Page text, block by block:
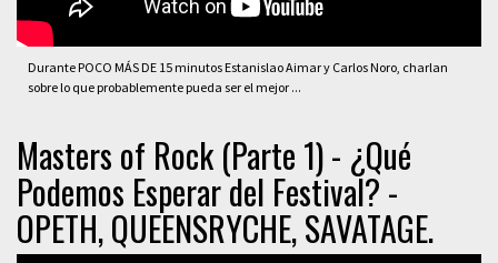
Durante POCO MÁS DE 15 minutos Estanislao Aimar y Carlos Noro, charlan
sobre lo que probablemente pueda ser el mejor ...
Masters of Rock (Parte 1) - ¿Qué
Podemos Esperar del Festival? -
OPETH, QUEENSRYCHE, SAVATAGE.